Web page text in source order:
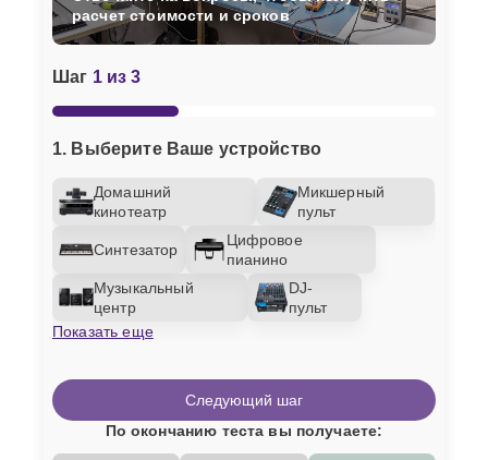
Шаг 1 из 3
1. Выберите Ваше устройство
Домашний
кинотеатр
Микшерный
пульт
Синтезатор
Цифровое
пианино
Музыкальный
центр
DJ-
пульт
Показать еще
расчет стоимости и сроков
Следующий шаг
По окончанию теста вы получаете: